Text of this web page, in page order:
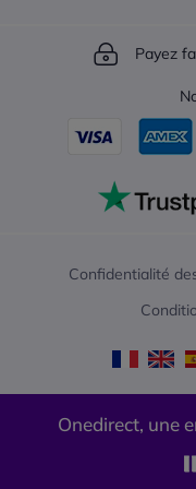
Payez
Confidentialité
Onedirect, une